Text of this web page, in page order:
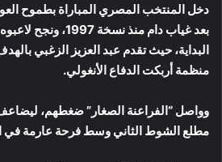
دخل المنتخب المصري المباراة بطموح
بعد غياب دام منذ
البداية، حيث تقدم عبد العزيز الزغبي
منظمة أربكت الدفاع الأنغولي.
وواصل “الفراعنة الصغار” ضغطهم،
مطلع الشوط الثاني وسط فرحة عارمة في